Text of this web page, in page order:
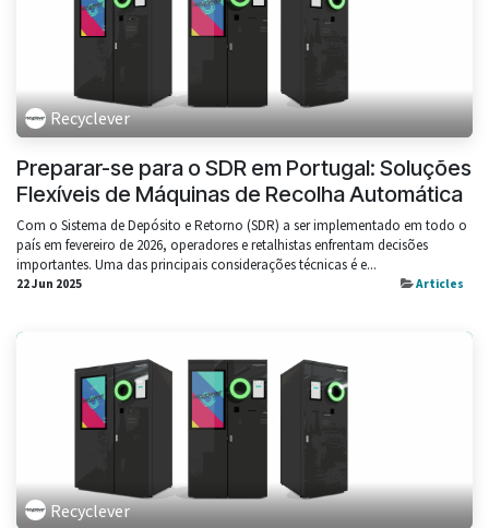
Recyclever
Preparar-se para o SDR em Portugal: Soluções
Flexíveis de Máquinas de Recolha Automática
Com o Sistema de Depósito e Retorno (SDR) a ser implementado em todo o
país em fevereiro de 2026, operadores e retalhistas enfrentam decisões
importantes. Uma das principais considerações técnicas é e...
22 Jun 2025 Articles
Recyclever